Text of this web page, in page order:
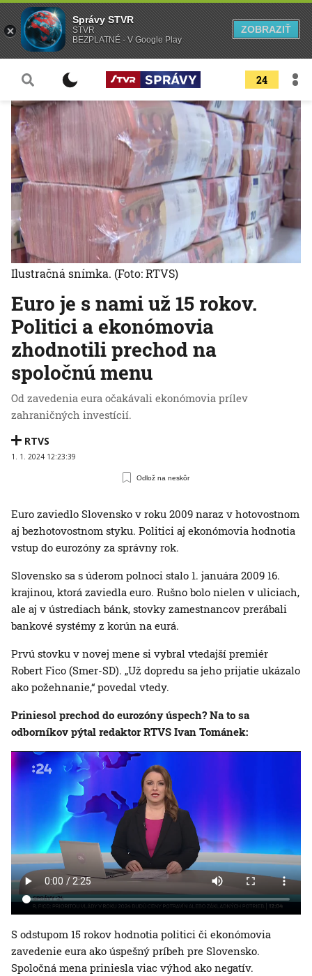
24
Euro je s nami už 15 rokov.
Politici a ekonómovia
zhodnotili prechod na
spoločnú menu
Od zavedenia eura očakávali ekonómovia prílev
zahraničných investícií.
RTVS
1. 1. 2024 12:23:39
Odlož na neskôr
Ilustračná snímka. (Foto: RTVS)
Euro zaviedlo Slovensko v roku 2009 naraz v hotovostnom
aj bezhotovostnom styku. Politici aj ekonómovia hodnotia
vstup do eurozóny za správny rok.
Slovensko sa s úderom polnoci stalo 1. januára 2009 16.
krajinou, ktorá zaviedla euro. Rušno bolo nielen v uliciach,
ale aj v ústrediach bánk, stovky zamestnancov prerábali
bankové systémy z korún na eurá.
Prvú stovku v novej mene si vybral vtedajší premiér
Robert Fico (Smer-SD). „Už dopredu sa jeho prijatie ukázalo
ako požehnanie,“ povedal vtedy.
Priniesol prechod do eurozóny úspech? Na to sa
odborníkov pýtal redaktor RTVS Ivan Tománek:
S odstupom 15 rokov hodnotia politici či ekonómovia
zavedenie eura ako úspešný príbeh pre Slovensko.
Spoločná mena priniesla viac výhod ako negatív.
Správy STVR
STVR
BEZPLATNÉ - V Google Play
ZOBRAZIŤ